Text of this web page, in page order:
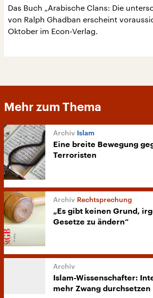
Das Buch „Arabische Clans: Die
von Ralph Ghadban erscheint
Oktober im Econ-Verlag.
Mehr zum Thema
Islam
Eine breite Bewegung
Terroristen
Rechtsprechung
„Es gibt keinen Grund,
Gesetze zu ändern“
Islam-Wissenschafter:
mehr Zwang durchsetzen